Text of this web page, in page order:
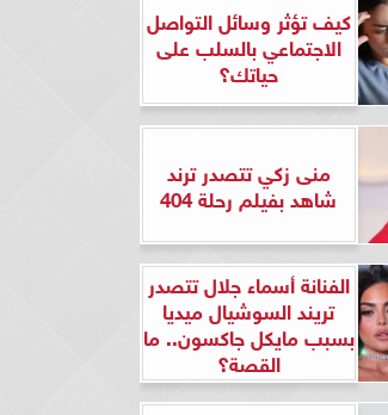
كيف تؤثر وسائل التواصل
الاجتماعي بالسلب على
حياتك؟
منى زكي تتصدر ترند
شاهد بفيلم رحلة 404
الفنانة أسماء جلال تتصدر
تريند السوشيال ميديا
بسبب مايكل جاكسون.. ما
القصة؟